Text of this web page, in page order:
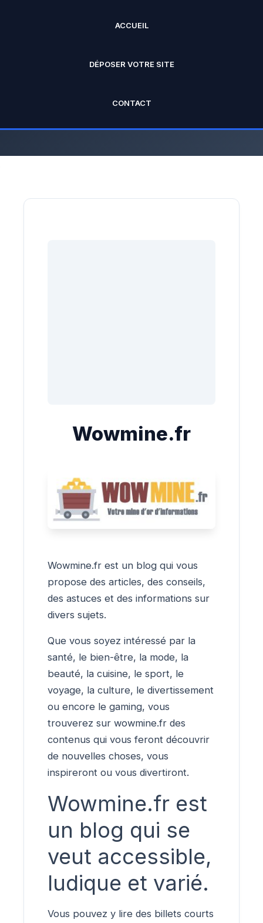
ACCUEIL
DÉPOSER VOTRE SITE
CONTACT
ANNUAIRE PRO
Wowmine.fr
Wowmine.fr est un blog qui vous
propose des articles, des conseils,
des astuces et des informations sur
divers sujets.
Que vous soyez intéressé par la
santé, le bien-être, la mode, la
beauté, la cuisine, le sport, le
voyage, la culture, le divertissement
ou encore le gaming, vous
trouverez sur wowmine.fr des
contenus qui vous feront découvrir
de nouvelles choses, vous
inspireront ou vous divertiront.
Wowmine.fr est
un blog qui se
veut accessible,
ludique et varié.
Vous pouvez y lire des billets courts